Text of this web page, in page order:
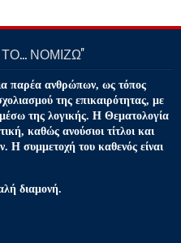
ΤΟ… ΝΟΜΙΖΩ''
παρέα ανθρώπων, ως τόπος
της επικαιρότητας, με
της λογικής. Η Θεματολογία
καθώς ανούσιοι τίτλοι και
Η συμμετοχή του καθενός είναι
διαμονή.